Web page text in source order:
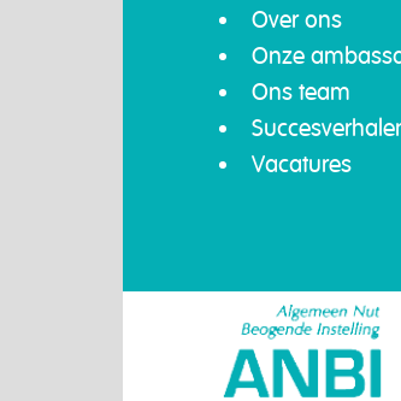
Over ons
Onze
Ons team
Vacatures